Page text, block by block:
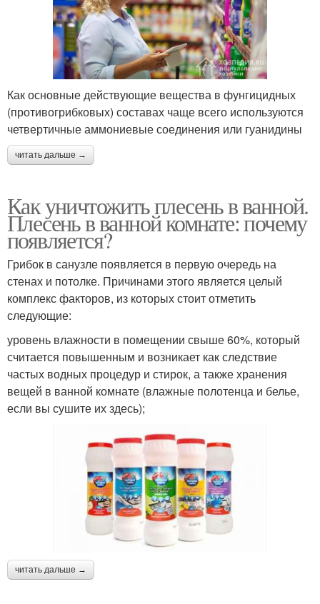
Как основные действующие вещества в фунгицидных
(противогрибковых) составах чаще всего используются
четвертичные аммониевые соединения или гуанидины
читать дальше →
Как уничтожить плесень в ванной.
Плесень в ванной комнате: почему
появляется?
Грибок в санузле появляется в первую очередь на
стенах и потолке. Причинами этого является целый
комплекс факторов, из которых стоит отметить
следующие:
уровень влажности в помещении свыше 60%, который
считается повышенным и возникает как следствие
частых водных процедур и стирок, а также хранения
вещей в ванной комнате (влажные полотенца и белье,
если вы сушите их здесь);
читать дальше →